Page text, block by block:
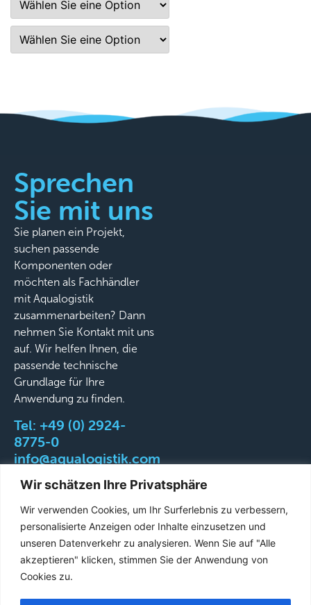
Wir schätzen Ihre Privatsphäre
Wir verwenden Cookies, um Ihr Surferlebnis zu verbessern,
personalisierte Anzeigen oder Inhalte einzusetzen und
unseren Datenverkehr zu analysieren. Wenn Sie auf "Alle
akzeptieren" klicken, stimmen Sie der Anwendung von
Cookies zu.
Sprechen
Sie mit uns
Sie planen ein Projekt,
suchen passende
Komponenten oder
möchten als Fachhändler
mit Aqualogistik
zusammenarbeiten? Dann
nehmen Sie Kontakt mit uns
auf. Wir helfen Ihnen, die
passende technische
Grundlage für Ihre
Anwendung zu finden.
Tel: +49 (0) 2924-
8775-0
info@aqualogistik.com
©
2026
Aqualogistik.
AGB Impressum Datenschutz
Liefer-&
Versandbedingungen